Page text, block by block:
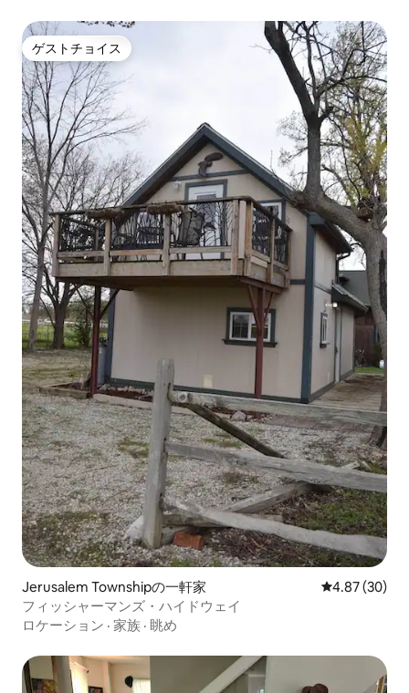
ゲストチョイス
ゲストチョイス
Jerusalem Townshipの一軒家 レビュー30
4.87 (30)
フィッシャーマンズ・ハイドウェイ
ロケーション · 家族 · 眺め